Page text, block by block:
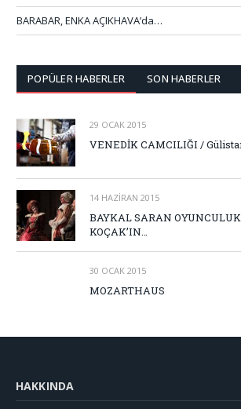
BARABAR, ENKA AÇIKHAVA’da…
POPÜLER HABERLER SON HABERLER
29 OCAK 2015
VENEDİK CAMCILIĞI /
14 HAZIRAN 2015
BAYKAL SARAN
KOÇAK’IN…
30 OCAK 2015
MOZARTHAUS
HAKKINDA